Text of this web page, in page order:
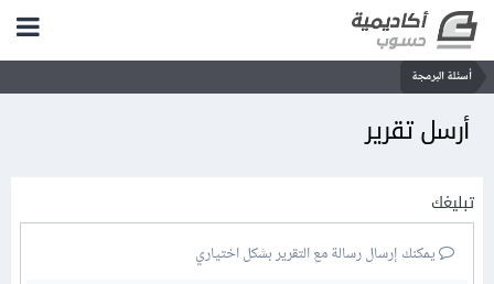
أسئلة البرمجة
أرسل تقرير
تبليغك
يمكنك إرسال رسالة مع التقرير بشكل اختياري